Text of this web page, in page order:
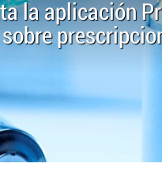
la aplicación